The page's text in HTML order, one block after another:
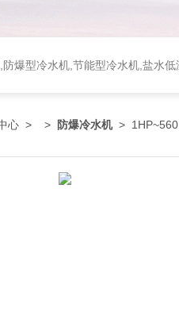
防爆型冷水机,节能型冷水机,盐水低
心 > > 防爆冷水机>